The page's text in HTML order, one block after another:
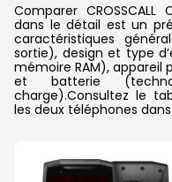
Comparer CROSSCALL
dans le détail est un
caractéristiques
sortie), design et type
mémoire RAM), appareil
et batterie
charge).Consultez le
les deux téléphones